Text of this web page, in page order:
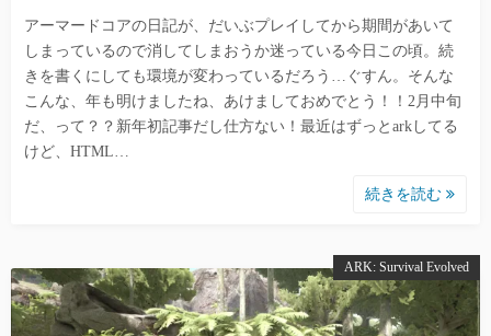
アーマードコアの日記が、だいぶプレイしてから期間があいて
しまっているので消してしまおうか迷っている今日この頃。続
きを書くにしても環境が変わっているだろう…ぐすん。そんな
こんな、年も明けましたね、あけましておめでとう！！2月中旬
だ、って？？新年初記事だし仕方ない！最近はずっとarkしてる
けど、HTML…
続きを読む
ARK: Survival Evolved